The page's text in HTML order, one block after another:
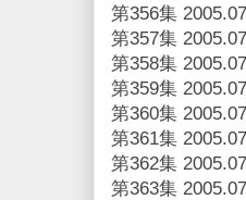
第356集
第357集
第358集
第359集
第360集
第361集
第362集
第363集